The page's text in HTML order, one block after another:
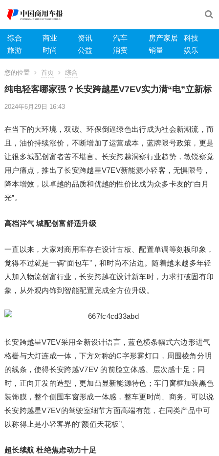
综合 商业 资讯 汽车 房产家居
科技
旅游
时尚 公益 消费 销量 娱乐
您的位置 首页 综合
纯电轻客哪家强？长安跨越星V7EV实力满“电”立新标
2024年6月29日 16:43
在当下的大环境，双碳、环保倒逼绿色出行成为社会新潮流，而
且，油价持续涨价，不断增加了运营成本，蓝牌限号政策，更是
让很多城配创富者苦不堪言。长安跨越洞察行业趋势，敏锐察觉
用户痛点，推出了长安跨越星V7EV新能源小轻客，无惧限号，
降本增效，以卓越的品质和优越的性价比成为众多卡友的“白月
光”。
高档洋气 城配创富舒适升级
一直以来，大家对商用车存在设计古板、配置单调等刻板印象，
觉得不过就是一辆“面包车”，和时尚不沾边。随着越来越多年轻
人加入物流创富行业，长安跨越在设计新车时，力求打破固有印
象，从外观内饰到智能配置完成全方位升级。
长安跨越星V7EV采用全新设计语言，蓝色横条幅式六边形进气
格栅与大灯连成一体，下方对称的C字形雾灯口，周围棱角分明
的线条，使得长安跨越V7EV 的前脸立体感、层次感十足；同
时，正向开发的造型，更加凸显新能源特色；车门窗框加装黑色
装饰膜，整个侧围车窗形成一体感，整车更时尚、商务。可以说
长安跨越星V7EV的驾驶室细节方面高端有范，在同类产品中可
以称得上是小轻客界的“颜值天花板”。
超长续航 杜绝焦虑动力十足